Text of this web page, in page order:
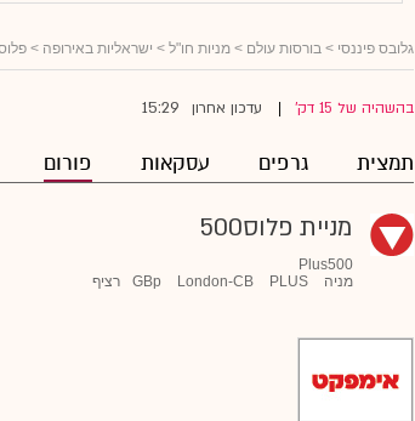
גלובס פיננסי > בורסות עולם > מניות חו"ל > ישראליות באירופה >
בהשהיה של 15 דק' עדכון אחרון 15:29
תמצית גרפים עסקאות פורום
מניית פלוס500
Plus500
מניה
PLUS
London-CB
GBp רציף